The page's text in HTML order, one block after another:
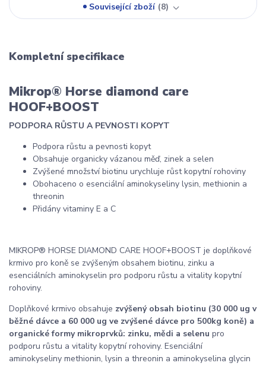
Související zboží 8
Kompletní specifikace
Mikrop® Horse diamond care
HOOF+BOOST
PODPORA RŮSTU A PEVNOSTI KOPYT
Podpora růstu a pevnosti kopyt
Obsahuje organicky vázanou měď, zinek a selen
Zvýšené množství biotinu urychluje růst kopytní rohoviny
Obohaceno o esenciální aminokyseliny lysin, methionin a
threonin
Přidány vitaminy E a C
MIKROP® HORSE DIAMOND CARE HOOF+BOOST je doplňkové
krmivo pro koně se zvýšeným obsahem biotinu, zinku a
esenciálních aminokyselin pro podporu růstu a vitality kopytní
rohoviny.
Doplňkové krmivo obsahuje zvýšený obsah biotinu (30 000 ug v
běžné dávce a 60 000 ug ve zvýšené dávce pro 500kg koně) a
organické formy mikroprvků: zinku, mědi a selenu pro
podporu růstu a vitality kopytní rohoviny. Esenciální
aminokyseliny methionin, lysin a threonin a aminokyselina glycin